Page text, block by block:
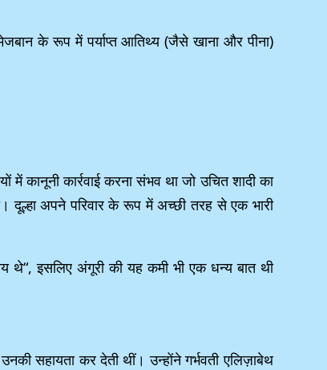
के रूप में पर्याप्त आतिथ्य (जैसे खाना और पीना)
कानूनी कार्रवाई करना संभव था जो उचित शादी का
दूल्हा अपने परिवार के रूप में अच्छी तरह से एक भारी
इसलिए अंगूरी की यह कमी भी एक धन्य बात थी
सहायता कर देती थीं। उन्होंने गर्भवती एलिज़ाबेथ